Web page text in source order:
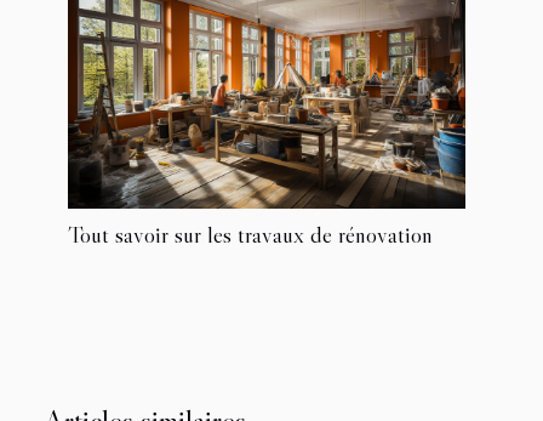
Tout savoir sur les travaux de rénovation